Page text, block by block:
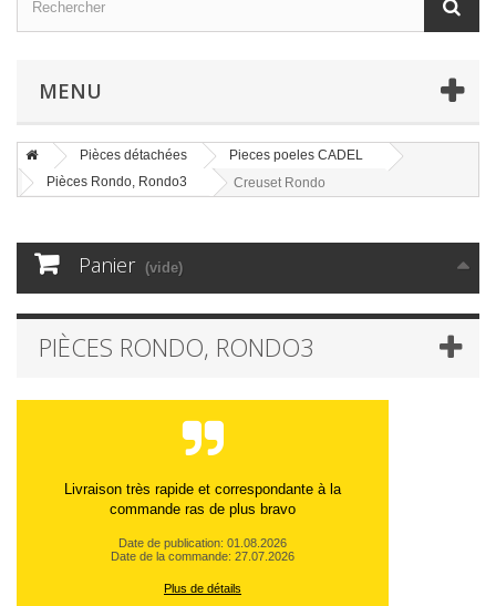
MENU
Pièces détachées
Pieces poeles CADEL
Pièces Rondo, Rondo3
Creuset Rondo
Panier (vide)
PIÈCES RONDO, RONDO3
Livraison très rapide et correspondante à la
commande ras de plus bravo
Date de publication: 01.08.2026
Date de la commande: 27.07.2026
Plus de détails